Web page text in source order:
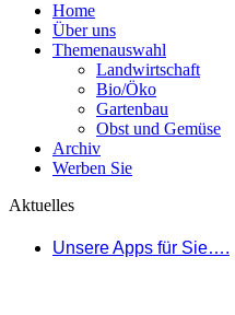
Home
Über uns
Themenauswahl
Landwirtschaft
Bio/Öko
Gartenbau
Obst und Gemüse
Archiv
Werben Sie
Aktuelles
Unsere Apps für Sie….